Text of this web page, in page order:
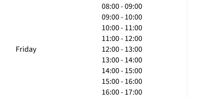
Friday
08:00 - 09:00
09:00 - 10:00
10:00 - 11:00
11:00 - 12:00
12:00 - 13:00
13:00 - 14:00
14:00 - 15:00
15:00 - 16:00
16:00 - 17:00